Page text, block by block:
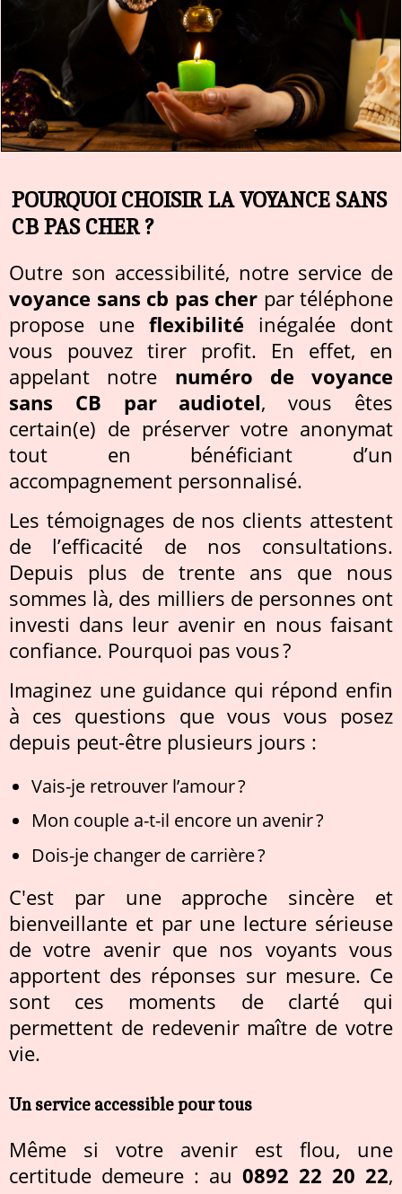
POURQUOI CHOISIR LA VOYANCE SANS
CB PAS CHER ?
Outre son accessibilité, notre service de
voyance sans cb pas cher par téléphone
propose une flexibilité inégalée dont
vous pouvez tirer profit. En effet, en
appelant notre numéro de voyance
sans CB par audiotel, vous êtes
certain(e) de préserver votre anonymat
tout en bénéficiant d’un
accompagnement personnalisé.
Les témoignages de nos clients attestent
de l’efficacité de nos consultations.
Depuis plus de trente ans que nous
sommes là, des milliers de personnes ont
investi dans leur avenir en nous faisant
confiance. Pourquoi pas vous ?
Imaginez une guidance qui répond enfin
à ces questions que vous vous posez
depuis peut-être plusieurs jours :
Vais-je retrouver l’amour ?
Mon couple a-t-il encore un avenir ?
Dois-je changer de carrière ?
C'est par une approche sincère et
bienveillante et par une lecture sérieuse
de votre avenir que nos voyants vous
apportent des réponses sur mesure. Ce
sont ces moments de clarté qui
permettent de redevenir maître de votre
vie.
Un service accessible pour tous
Même si votre avenir est flou, une
certitude demeure : au 0892 22 20 22,